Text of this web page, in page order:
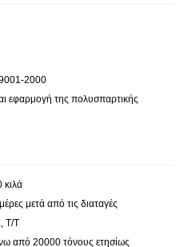
2000
εφαρμογή της πολυσπαρτικής
κιλά
μετά από τις διαταγές
Τ/Τ
από 20000 τόνους ετησίως